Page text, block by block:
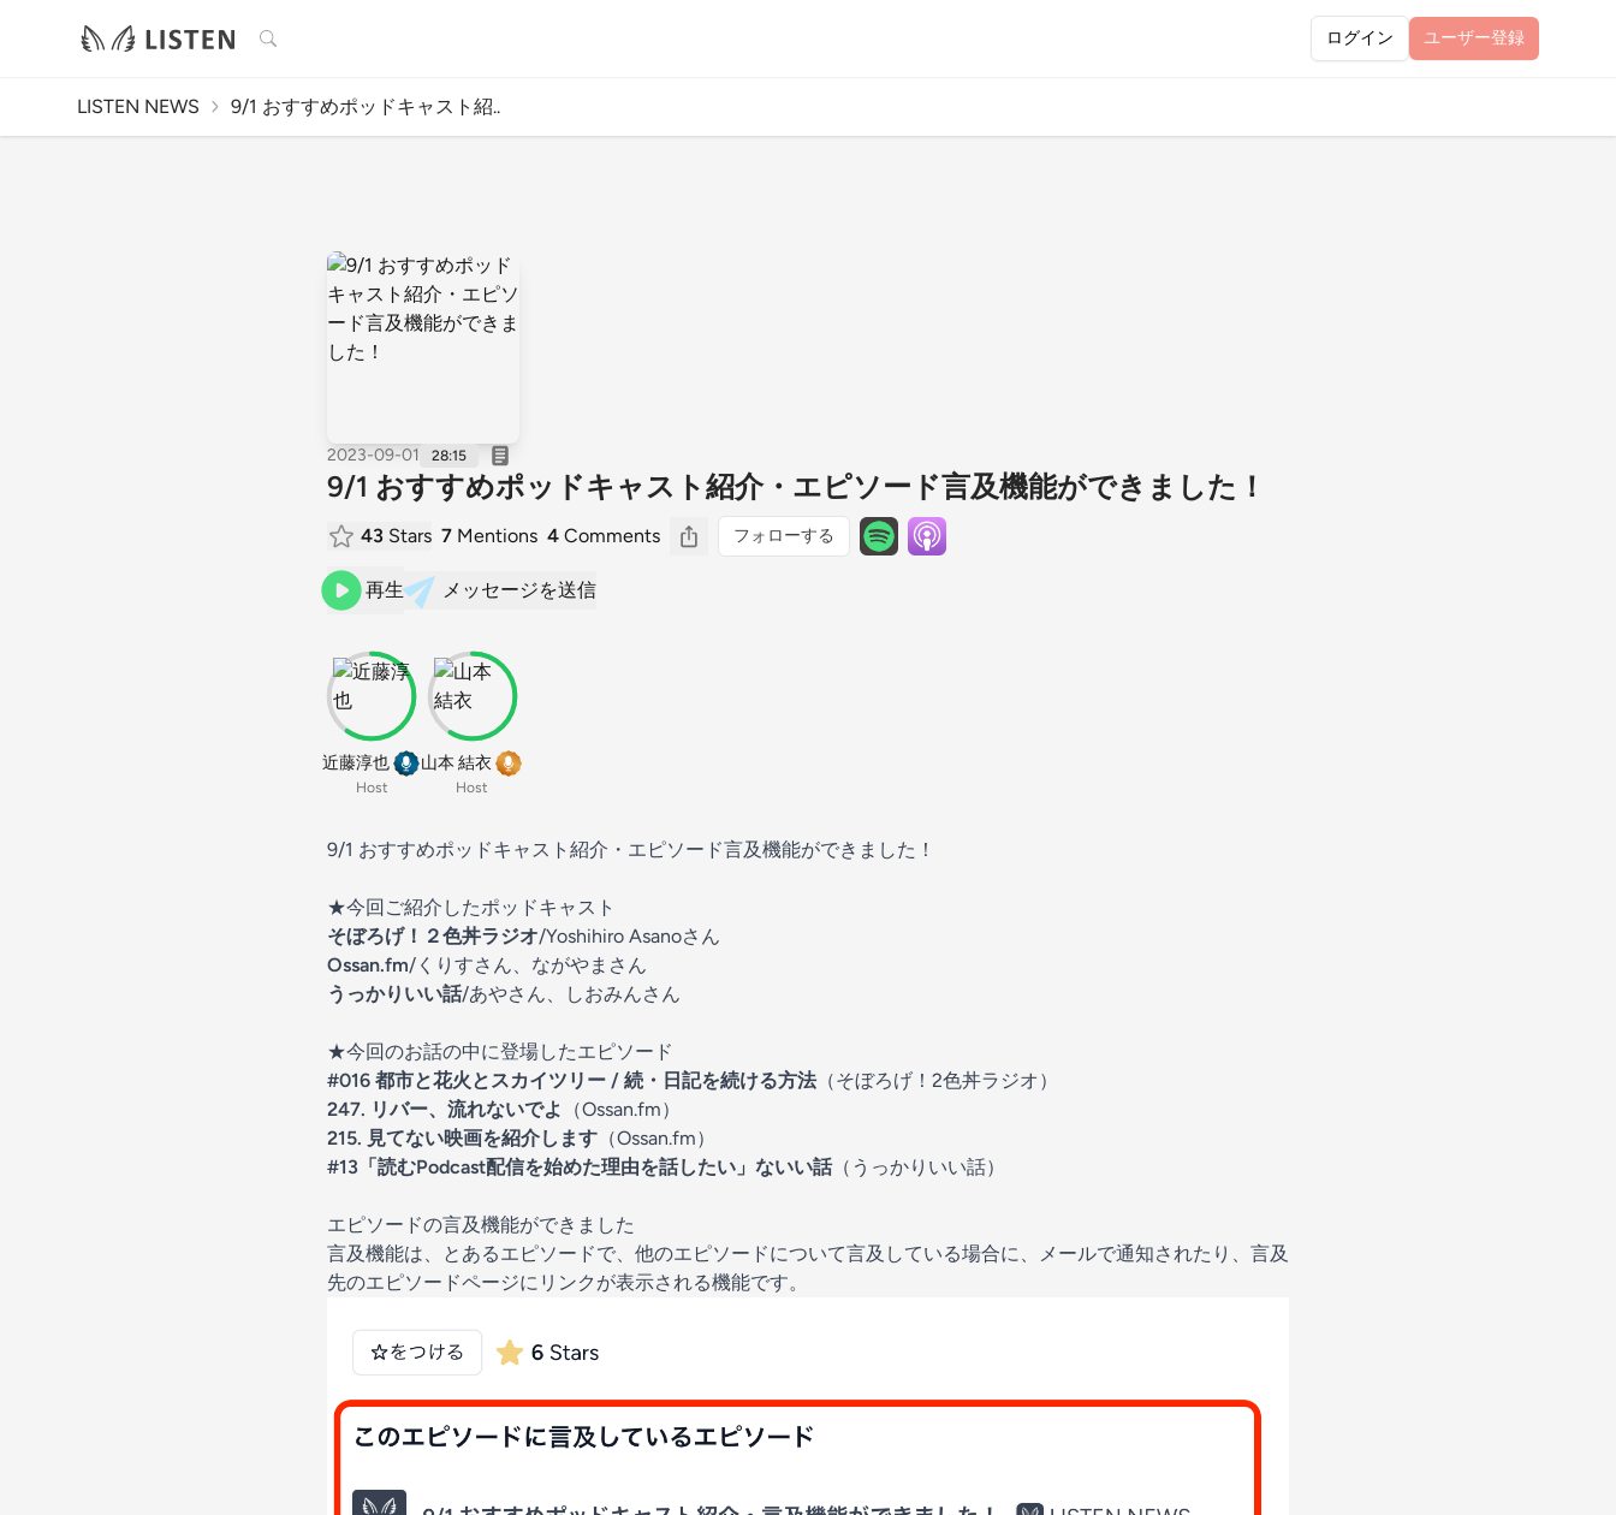
検索 ログイン ユーザー登録
LISTEN NEWS 9/1 おすすめポッドキャスト紹..
2023-09-01 28:15
9/1 おすすめポッドキャスト紹介・エピソード言及機能ができました！
43 Stars 7 Mentions 4 Comments フォローする
再生 メッセージを送信
近藤淳也
Host
山本 結衣
Host
9/1 おすすめポッドキャスト紹介・エピソード言及機能ができました！
★今回ご紹介したポッドキャスト
そぼろげ！２色丼ラジオ/Yoshihiro Asanoさん
Ossan.fm/くりすさん、ながやまさん
うっかりいい話/あやさん、しおみんさん
★今回のお話の中に登場したエピソード
#016 都市と花火とスカイツリー / 続・日記を続ける方法（そぼろげ！2色丼ラジオ）
247. リバー、流れないでよ
（Ossan.fm）
215. 見てない映画を紹介します （Ossan.fm）
#13「読むPodcast配信を始めた理由を話したい」ないい話（うっかりいい話）
エピソードの言及機能ができました
言及機能は、とあるエピソードで、他のエピソードについて言及している場合に、メールで通知されたり、言及
先のエピソードページにリンクが表示される機能です。